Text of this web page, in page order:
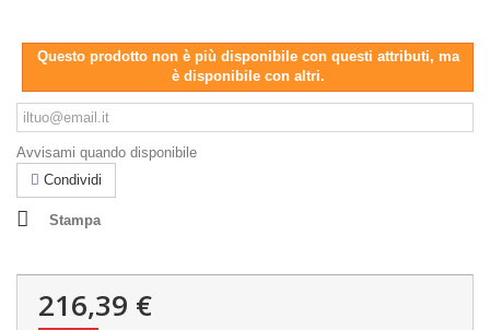
Questo prodotto non è più disponibile con questi attributi, ma
è disponibile con altri.
Avvisami quando disponibile
Condividi
Stampa
216,39 €